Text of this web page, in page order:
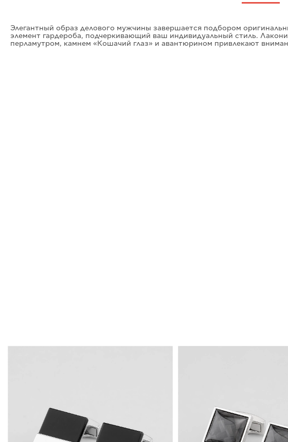
Элегантный образ делового мужчины завершается подбором
элемент гардероба, подчеркивающий ваш индивидуальный стиль.
перламутром, камнем «Кошачий глаз» и авантюрином привлекают